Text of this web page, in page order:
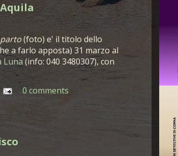
(foto) e' il titolo dello
a farlo apposta) 31 marzo al
Luna (info: 040 3480307), con
0 comments